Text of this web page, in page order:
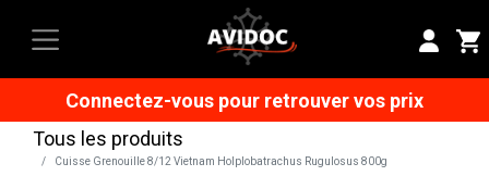
Connectez-vous pour retrouver vos prix
Tous les produits
Cuisse Grenouille 8/12 Vietnam Holplobatrachus Rugulosus 800g